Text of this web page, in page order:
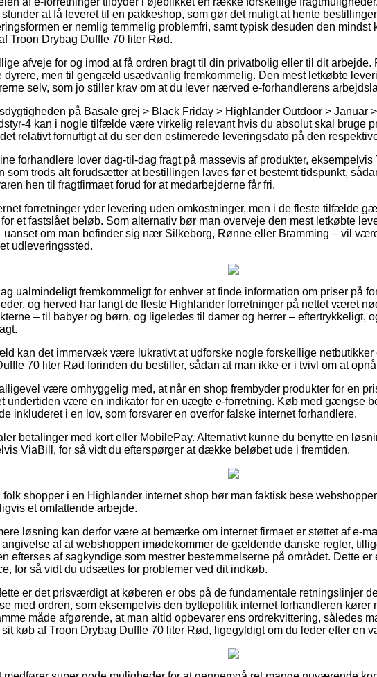
at få leveret til en pakkeshop, som gør det muligt at hente
er nemlig temmelig problemfri, samt typisk desuden den mindst
Troon Drybag Duffle 70 liter Rød.
afveje for og imod at få ordren bragt til din privatbolig eller til dit
dyrere, men til gengæld usædvanlig fremkommelig. Den mest letkøbte
selv, som jo stiller krav om at du lever nærved e-forhandlerens
på Basale grej > Black Friday > Highlander Outdoor > Januar
4 kan i nogle tilfælde være virkelig relevant hvis du absolut skal bruge
relativt fornuftigt at du ser den estimerede leveringsdato på den
forhandlere lover dag-til-dag fragt på massevis af produkter,
som trods alt forudsætter at bestillingen laves før et bestemt tidspunkt,
hen til fragtfirmaet forud for at medarbejderne får fri.
forretninger yder levering uden omkostninger, men i de fleste tilfælde
et fastslået beløb. Som alternativ bør man overveje den mest letkøbte
om man befinder sig nær Silkeborg, Rønne eller Bramming – vil
udleveringssted.
ualmindeligt fremkommeligt for enhver at finde information om priser på
og herved har langt de fleste Highlander forretninger på nettet været
– til babyer og børn, og ligeledes til damer og herrer – eftertrykkeligt,
kan det immervæk være lukrativt at udforske nogle forskellige netbutikker
70 liter Rød forinden du bestiller, sådan at man ikke er i tvivl om at
være omhyggelig med, at når en shop frembyder produkter for en
undertiden være en indikator for en uægte e-forretning. Køb med gængse
inkluderet i en lov, som forsvarer en overfor falske internet forhandlere.
betalinger med kort eller MobilePay. Alternativt kunne du benytte en
ViaBill, for så vidt du efterspørger at dække beløbet ude i fremtiden.
folk shopper i en Highlander internet shop bør man faktisk bese
et omfattende arbejde.
løsning kan derfor være at bemærke om internet firmaet er støttet af e-
af at webshoppen imødekommer de gældende danske regler,
efterses af sagkyndige som mestrer bestemmelserne på området. Dette er
for så vidt du udsættes for problemer ved dit indkøb.
er det prisværdigt at køberen er obs på de fundamentale retningslinjer
med ordren, som eksempelvis den byttepolitik internet forhandleren kører
måde afgørende, at man altid opbevarer ens ordrekvittering, således
køb af Troon Drybag Duffle 70 liter Rød, ligegyldigt om du leder efter en